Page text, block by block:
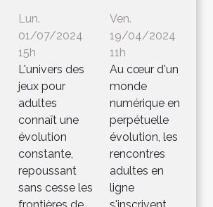
Lun.
01/07/2024
15h
L'univers des
jeux pour
adultes
connaît une
évolution
constante,
repoussant
sans cesse les
frontières de...
Ven.
19/04/2024
11h
Au cœur d'un
monde
numérique en
perpétuelle
évolution, les
rencontres
adultes en
ligne
s'inscrivent